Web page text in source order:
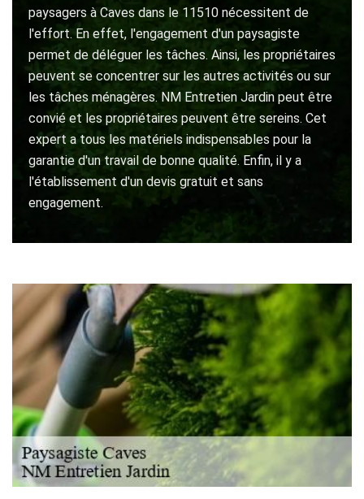
paysagers à Caves dans le 11510 nécessitent de
l'effort. En effet, l'engagement d'un paysagiste
permet de déléguer les tâches. Ainsi, les propriétaires
peuvent se concentrer sur les autres activités ou sur
les tâches ménagères. NM Entretien Jardin peut être
convié et les propriétaires peuvent être sereins. Cet
expert a tous les matériels indispensables pour la
garantie d'un travail de bonne qualité. Enfin, il y a
l'établissement d'un devis gratuit et sans
engagement.